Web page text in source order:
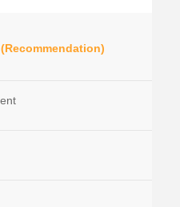
(Recommendation)